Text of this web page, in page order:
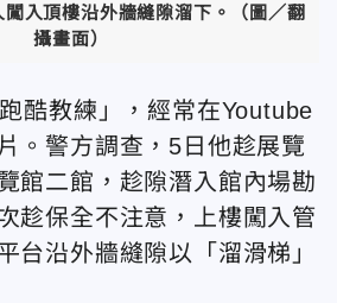
入頂樓沿外牆縫隙溜下。（圖／翻
攝畫面）
酷教練」，經常在Youtube
。警方調查，5日他趁展覽
館二館，趁隙潛入館內場勘
趁保全不注意，上樓闖入管
台沿外牆縫隙以「溜滑梯」